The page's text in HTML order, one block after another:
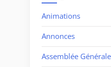
Animations
Annonces
Assemblée Générale